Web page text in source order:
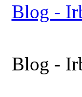
Blog -
Blog -